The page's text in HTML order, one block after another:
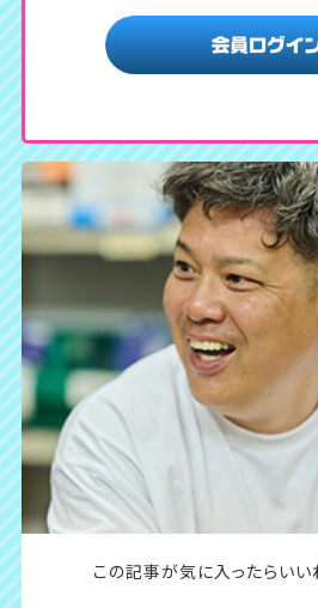
この記事が気に入ったらいい